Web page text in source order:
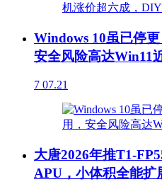
Windows 10虽已停
安全风险高达Win11
7 07.21
大唐2026年推T1-
APU，小体积全能扩